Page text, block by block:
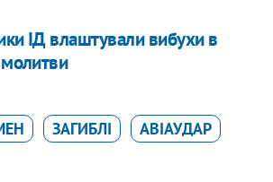
ІД влаштували вибухи в
молитви
ЗАГИБЛІ АВІАУДАР